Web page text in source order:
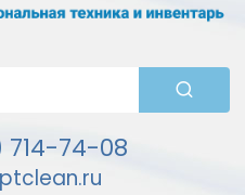
714-74-08